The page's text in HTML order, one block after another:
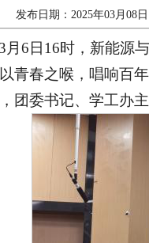
发布日期：2025年03月
6日16时，新能源
青春之喉，唱响百
团委书记、学工办